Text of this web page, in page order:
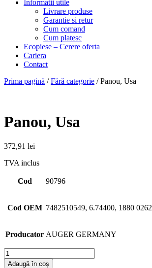
Informatii utile
Livrare produse
Garantie si retur
Cum comand
Cum platesc
Ecopiese – Cerere oferta
Cariera
Contact
Prima pagină /Fără categorie / Panou, Usa
Panou, Usa
372,91 lei
TVA inclus
Cod 90796
Cod OEM 7482510549, 6.74400, 1880 0262
Producator AUGER GERMANY
Cantitate
Adaugă în coș